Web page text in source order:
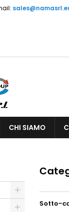
CHI SIAMO
Sotto-